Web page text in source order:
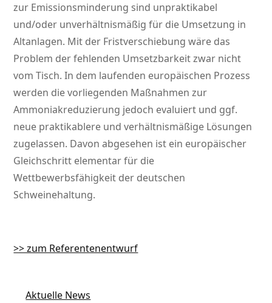
zur Emissionsminderung sind unpraktikabel
und/oder unverhältnismäßig für die Umsetzung in
Altanlagen. Mit der Fristverschiebung wäre das
Problem der fehlenden Umsetzbarkeit zwar nicht
vom Tisch. In dem laufenden europäischen Prozess
werden die vorliegenden Maßnahmen zur
Ammoniakreduzierung jedoch evaluiert und ggf.
neue praktikablere und verhältnismäßige Lösungen
zugelassen. Davon abgesehen ist ein europäischer
Gleichschritt elementar für die
Wettbewerbsfähigkeit der deutschen
Schweinehaltung.
>> zum Referentenentwurf
Aktuelle News